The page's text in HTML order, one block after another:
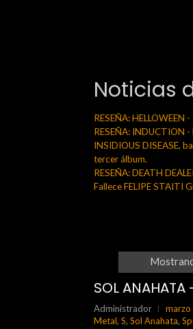
Noticias
RESEÑA:
RESEÑA: INDUCTION -
INSIDIOUS DISEASE,
tercer álbum.
RESEÑA: DEATH
Fallece FELIPE STAITI
SOL
Administrador
Metal, S, Sol Anahata,